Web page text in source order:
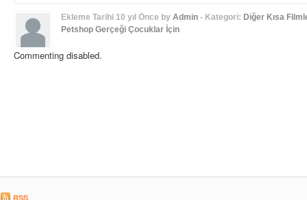
Ekleme Tarihi 10 yıl Önce by Admin- Kategori: Diğer Kısa
Petshop Gerçeği Çocuklar İçin
Commenting disabled.
RSS